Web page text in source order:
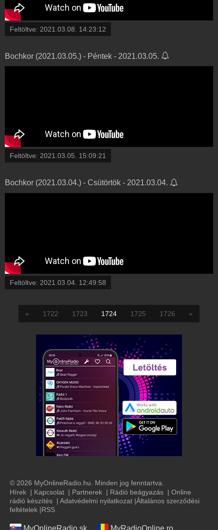
Feltöltve: 2021.03.08. 14:23:12
Bochkor (2021.03.05.) - Péntek - 2021.03.05.
Feltöltve: 2021.03.05. 15:09:21
Bochkor (2021.03.04.) - Csütörtök - 2021.03.04.
Feltöltve: 2021.03.04. 12:49:58
« 1722 1723 1724 1725 1726 »
© 2026 MyOnlineRadio.hu. Minden jog fenntartva.
Hírek | Kapcsolat | Partnerek | Rádió beágyazás | Online
rádió készítés | Adatvédelmi nyilatkozat |Általános szerződési
feltételek |RSS